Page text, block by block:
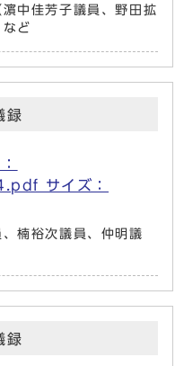
中佳芳子議員、野田拡
ど
録
サイズ：
楠裕次議員、仲明議
録